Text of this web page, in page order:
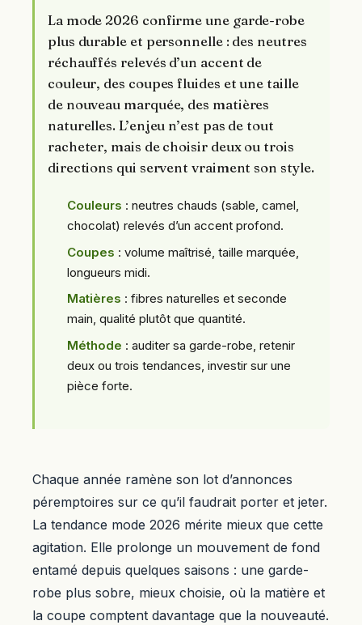
La mode 2026 confirme une garde-robe
plus durable et personnelle : des neutres
réchauffés relevés d’un accent de
couleur, des coupes fluides et une taille
de nouveau marquée, des matières
naturelles. L’enjeu n’est pas de tout
racheter, mais de choisir deux ou trois
directions qui servent vraiment son style.
Couleurs : neutres chauds (sable, camel,
chocolat) relevés d’un accent profond.
Coupes : volume maîtrisé, taille marquée,
longueurs midi.
Matières : fibres naturelles et seconde
main, qualité plutôt que quantité.
Méthode : auditer sa garde-robe, retenir
deux ou trois tendances, investir sur une
pièce forte.
Chaque année ramène son lot d’annonces
péremptoires sur ce qu’il faudrait porter et jeter.
La tendance mode 2026 mérite mieux que cette
agitation. Elle prolonge un mouvement de fond
entamé depuis quelques saisons : une garde-
robe plus sobre, mieux choisie, où la matière et
la coupe comptent davantage que la nouveauté.